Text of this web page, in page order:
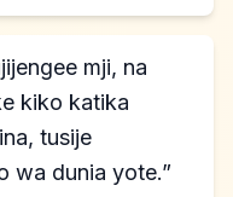
mji, na
kiko katika
tusije
wa dunia yote.”